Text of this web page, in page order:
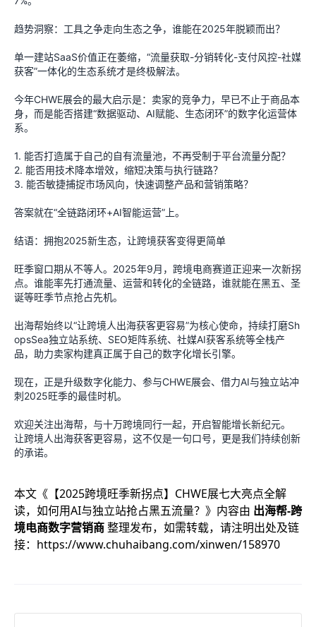
趋势洞察：工具之争走向生态之争，谁能在2025年脱颖而出？
单一建站SaaS价值正在萎缩，“流量获取-分销转化-支付风控-社媒
获客”一体化的生态系统才是终极解法。
今年CHWE展会的最大启示是：卖家的竞争力，早已不止于商品本
身，而是能否搭建“数据驱动、AI赋能、生态闭环”的数字化运营体
系。
1. 能否打造属于自己的自有流量池，不再受制于平台流量分配？
2. 能否用技术降本增效，缩短决策与执行链路？
3. 能否敏捷捕捉市场风向，快速调整产品和营销策略？
答案就在“全链路闭环+AI智能运营”上。
结语：拥抱2025新生态，让跨境获客变得更简单
旺季窗口期从不等人。2025年9月，跨境电商赛道正迎来一次新拐
点。谁能率先打通流量、运营和转化的全链路，谁就能在黑五、圣
诞等旺季节点抢占先机。
出海帮始终以“让跨境人出海获客更容易”为核心使命，持续打磨Sh
opsSea独立站系统、SEO矩阵系统、社媒AI获客系统等全栈产
品，助力卖家构建真正属于自己的数字化增长引擎。
现在，正是升级数字化能力、参与CHWE展会、借力AI与独立站冲
刺2025旺季的最佳时机。
欢迎关注出海帮，与十万跨境同行一起，开启智能增长新纪元。
让跨境人出海获客更容易，这不仅是一句口号，更是我们持续创新
的承诺。
本文《 【2025跨境旺季新拐点】CHWE展七大亮点全解
读，如何用AI与独立站抢占黑五流量？ 》内容由 出海帮-跨
境电商数字营销商整理发布，如需转载，请注明出处及链
接： https://www.chuhaibang.com/xinwen/158970